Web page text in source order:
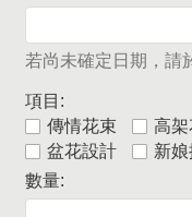
若尚未確定日期，請
項目:
傳情花束
高架
盆花設計
新
數量: